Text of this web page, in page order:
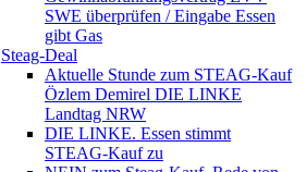
SWE überprüfen / Eingabe Essen
gibt Gas
Steag-Deal
Aktuelle Stunde zum STEAG-Kauf
Özlem Demirel DIE LINKE
Landtag NRW
DIE LINKE. Essen stimmt
STEAG-Kauf zu